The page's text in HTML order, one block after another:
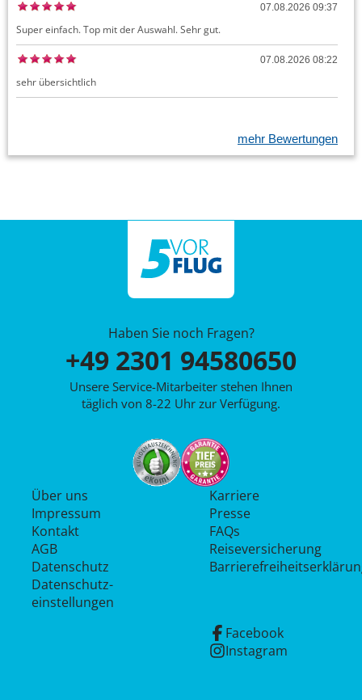
07.08.2026 09:37
Super einfach. Top mit der Auswahl. Sehr gut.
07.08.2026 08:22
sehr übersichtlich
mehr Bewertungen
Haben Sie noch Fragen?
+49 2301 94580650
Unsere Service-Mitarbeiter stehen Ihnen
täglich von 8-22 Uhr zur Verfügung.
Über uns
Impressum
Kontakt
AGB
Datenschutz
Datenschutz­
einstellungen
Karriere
Presse
FAQs
Reiseversicherung
Facebook
Instagram